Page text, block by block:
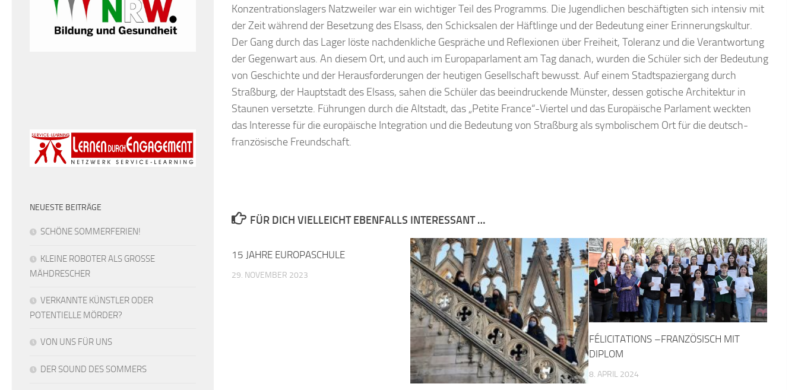
Konzentrationslagers Natzweiler war ein wichtiger Teil des Programms. Die Jugendlichen beschäftigten sich intensiv mit
der Zeit während der Besetzung des Elsass, den Schicksalen der Häftlinge und der Bedeutung einer Erinnerungskultur.
Der Gang durch das Lager löste nachdenkliche Gespräche und Reflexionen über Freiheit, Toleranz und die Verantwortung
der Gegenwart aus. An diesem Ort, und auch im Europaparlament am Tag danach, wurden die Schüler sich der Bedeutung
von Geschichte und der Herausforderungen der heutigen Gesellschaft bewusst. Auf einem Stadtspaziergang durch
Straßburg, der Hauptstadt des Elsass, sahen die Schüler das beeindruckende Münster, dessen gotische Architektur in
Staunen versetzte. Führungen durch die Altstadt, das „Petite France“-Viertel und das Europäische Parlament weckten
das Interesse für die europäische Integration und die Bedeutung von Straßburg als symbolischem Ort für die deutsch-
französische Freundschaft.
FÜR DICH VIELLEICHT EBENFALLS INTERESSANT …
15 JAHRE EUROPASCHULE
29. NOVEMBER 2023
FÉLICITATIONS –FRANZÖSISCH MIT
DIPLOM
8. APRIL 2024
NEUESTE BEITRÄGE
SCHÖNE SOMMERFERIEN!
KLEINE ROBOTER ALS GROSSE
MÄHDRESCHER
VERKANNTE KÜNSTLER ODER
POTENTIELLE MÖRDER?
VON UNS FÜR UNS
DER SOUND DES SOMMERS